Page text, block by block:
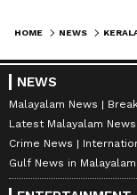
HOME NEWS
NEWS
Malayalam News
Latest Malayalam News
Crime News
Gulf News in Malayalam